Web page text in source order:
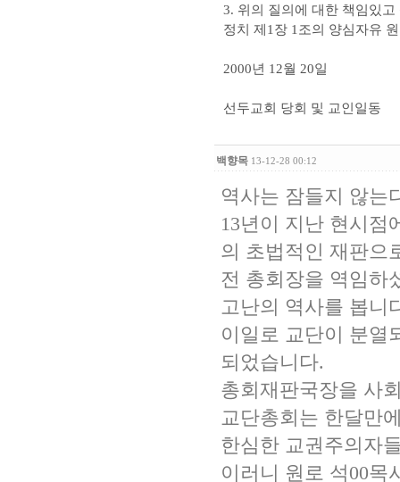
3. 위의 질의에 대한 책임있
정치 제1장 1조의 양심자유
2000년 12월 20일
선두교회 당회 및 교인일동
백향목 13-12-28 00:12
역사는 잠들지 않는
13년이 지난 현시점
의 초법적인 재판으
전 총회장을 역임하
고난의 역사를 봅니
이일로 교단이 분열
되었습니다.
총회재판국장을 사
교단총회는 한달만
한심한 교권주의자
이러니 원로 석00목